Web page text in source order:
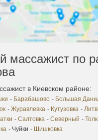
массажист по
в Киевском районе:
- Барабашово - Большая
- Журавлевка - Кутузовка -
- Салтовка - Северный -
- Чуйки - Шишковка